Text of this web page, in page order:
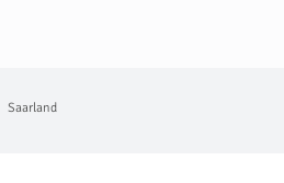
Saarland